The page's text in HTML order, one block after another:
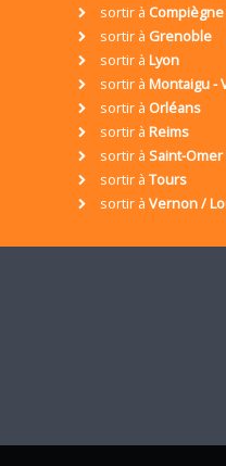
sortir à Compiègne
sortir à Grenoble
sortir à Lyon
sortir à Montaigu -
sortir à Orléans
sortir à Reims
sortir à Saint-
sortir à Tours
sortir à Vernon /